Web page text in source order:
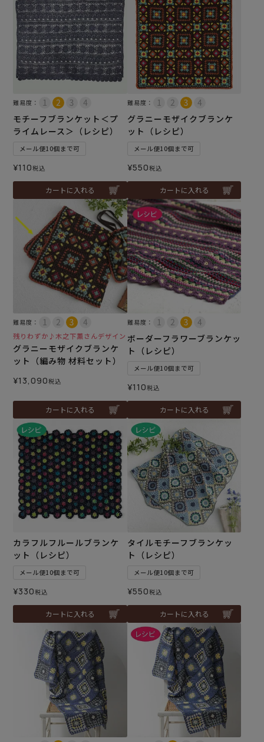
難易度：
モチーフブランケット＜プ
ライムレース＞（レシピ）
メール便10個まで可
¥110税込
カートに入れる
難易度：
グラニーモザイクブランケ
ット（レシピ）
メール便10個まで可
¥550税込
カートに入れる
難易度：
残りわずか♪木之下薫さんデザイン
グラニーモザイクブランケ
ット（編み物 材料セット）
¥13,090税込
カートに入れる
難易度：
ボーダーフラワーブランケッ
ト（レシピ）
メール便10個まで可
¥110税込
カートに入れる
カラフルフルールブランケ
ット（レシピ）
メール便10個まで可
¥330税込
カートに入れる
タイルモチーフブランケッ
ト（レシピ）
メール便10個まで可
¥550税込
カートに入れる